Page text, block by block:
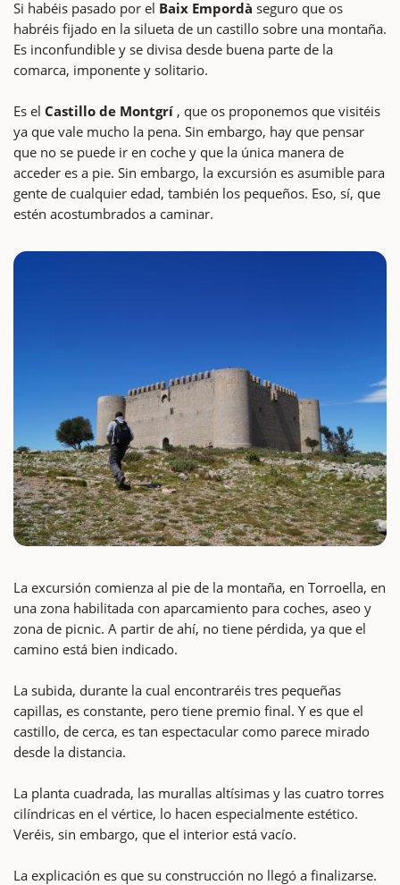
Si habéis pasado por el Baix Empordà seguro que os
habréis fijado en la silueta de un castillo sobre una montaña.
Es inconfundible y se divisa desde buena parte de la
comarca, imponente y solitario.
Es el Castillo de Montgrí , que os proponemos que visitéis
ya que vale mucho la pena. Sin embargo, hay que pensar
que no se puede ir en coche y que la única manera de
acceder es a pie. Sin embargo, la excursión es asumible para
gente de cualquier edad, también los pequeños. Eso, sí, que
estén acostumbrados a caminar.
La excursión comienza al pie de la montaña, en Torroella, en
una zona habilitada con aparcamiento para coches, aseo y
zona de picnic. A partir de ahí, no tiene pérdida, ya que el
camino está bien indicado.
La subida, durante la cual encontraréis tres pequeñas
capillas, es constante, pero tiene premio final. Y es que el
castillo, de cerca, es tan espectacular como parece mirado
desde la distancia.
La planta cuadrada, las murallas altísimas y las cuatro torres
cilíndricas en el vértice, lo hacen especialmente estético.
Veréis, sin embargo, que el interior está vacío.
La explicación es que su construcción no llegó a finalizarse.